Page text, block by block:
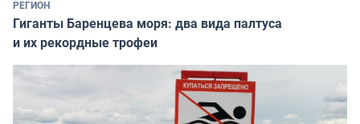
РЕГИОН
Гиганты Баренцева моря: два вида палтуса
и их рекордные трофеи